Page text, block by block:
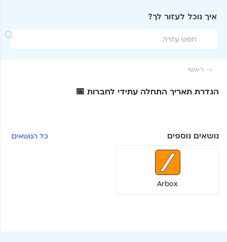
איך נוכל לעזור לך?

 ראשי
הגדרת תאריך התחלה עתידי לחברות 📅
נושאים נוספים כל הנושאים
Arbox